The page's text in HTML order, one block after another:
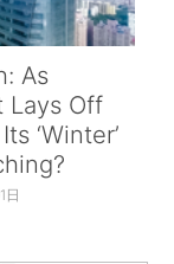
As
Lays Off
‘Winter’
日